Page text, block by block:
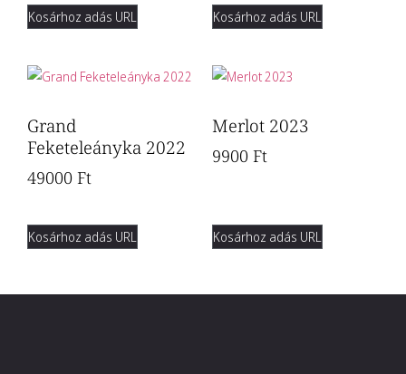
Kosárhoz adás URL Kosárhoz adás URL
Grand
Feketeleányka 2022
49000 Ft
Kosárhoz adás URL
Merlot 2023
9900 Ft
Kosárhoz adás URL